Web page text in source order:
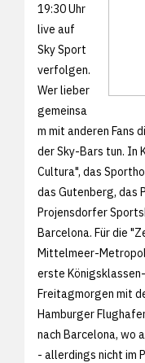
19:30 Uhr
live auf
Sky Sport
verfolgen.
Wer lieber
gemeinsa
m mit anderen Fans
der Sky-Bars tun. In
Cultura", das
das Gutenberg, das
Projensdorfer
Barcelona. Für die
Mittelmeer-
erste
Freitagmorgen mit
Hamburger
nach Barcelona, wo
- allerdings nicht im